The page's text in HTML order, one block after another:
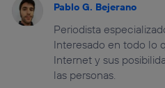
Pablo G. Bejerano
Periodista
Interesado en todo lo
Internet y sus
las personas.